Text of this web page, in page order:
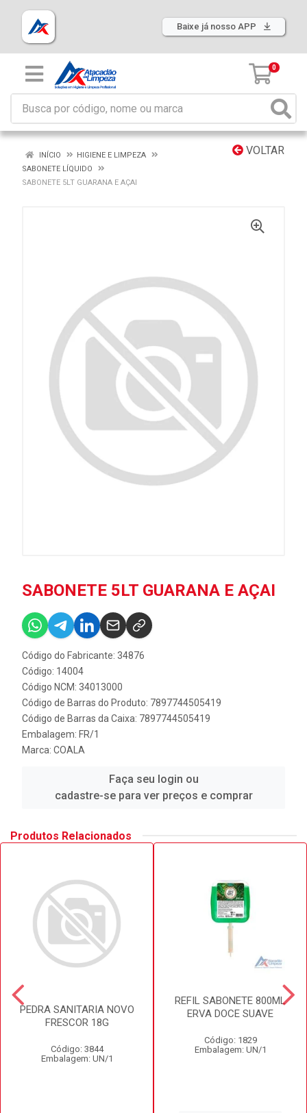
Baixe já nosso APP
0
VOLTAR
INÍCIO
HIGIENE E LIMPEZA
SABONETE LÍQUIDO
SABONETE 5LT GUARANA E AÇAI
SABONETE 5LT GUARANA E AÇAI
Código do Fabricante: 34876
Código: 14004
Código NCM: 34013000
Código de Barras do Produto: 7897744505419
Código de Barras da Caixa: 7897744505419
Embalagem: FR/1
Marca: COALA
Faça seu login ou
cadastre-se para ver preços e comprar
Produtos Relacionados
PEDRA SANITARIA NOVO
FRESCOR 18G
Código: 3844
Embalagem: UN/1
REFIL SABONETE 800ML
ERVA DOCE SUAVE
Código: 1829
Embalagem: UN/1